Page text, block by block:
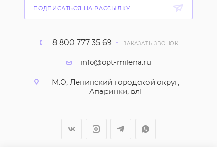
ПОДПИСАТЬСЯ НА РАССЫЛКУ
8 800 777 35 69 ЗАКАЗАТЬ ЗВОНОК
info@opt-milena.ru
М.О, Ленинский городской округ,
Апаринки, вл1